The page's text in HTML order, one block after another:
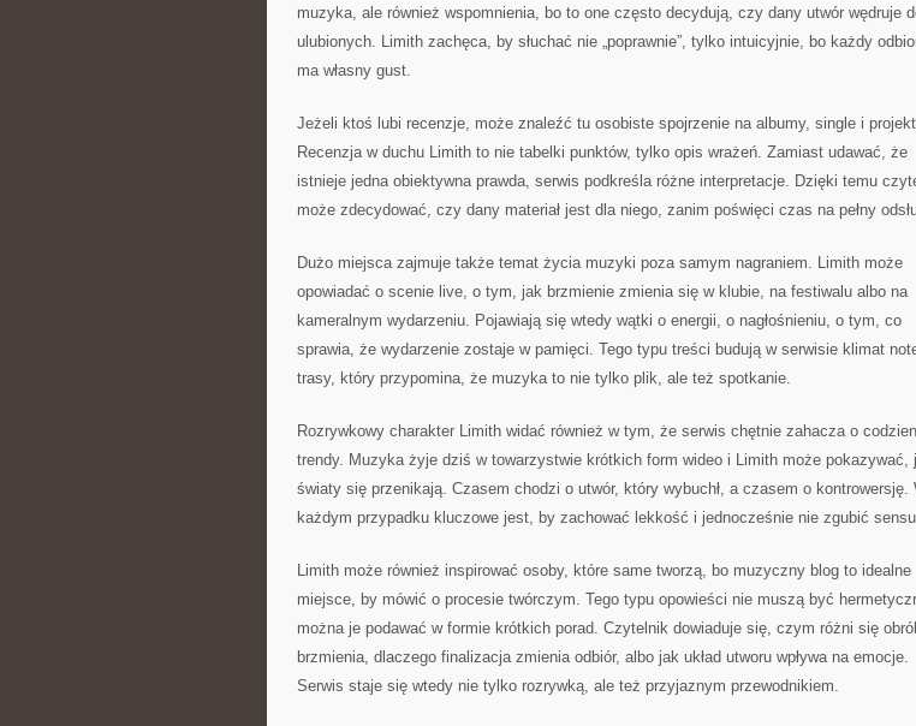
muzyka, ale również wspomnienia, bo to one często decydują, czy dany utwór wędruje
ulubionych. Limith zachęca, by słuchać nie „poprawnie”, tylko intuicyjnie, bo każdy
ma własny gust.
Jeżeli ktoś lubi recenzje, może znaleźć tu osobiste spojrzenie na albumy, single i
Recenzja w duchu Limith to nie tabelki punktów, tylko opis wrażeń. Zamiast udawać, że
istnieje jedna obiektywna prawda, serwis podkreśla różne interpretacje. Dzięki temu
może zdecydować, czy dany materiał jest dla niego, zanim poświęci czas na pełny
Dużo miejsca zajmuje także temat życia muzyki poza samym nagraniem. Limith może
opowiadać o scenie live, o tym, jak brzmienie zmienia się w klubie, na festiwalu albo na
kameralnym wydarzeniu. Pojawiają się wtedy wątki o energii, o nagłośnieniu, o tym, co
sprawia, że wydarzenie zostaje w pamięci. Tego typu treści budują w serwisie klimat
trasy, który przypomina, że muzyka to nie tylko plik, ale też spotkanie.
Rozrywkowy charakter Limith widać również w tym, że serwis chętnie zahacza o
trendy. Muzyka żyje dziś w towarzystwie krótkich form wideo i Limith może pokazywać,
światy się przenikają. Czasem chodzi o utwór, który wybuchł, a czasem o kontrowersję.
każdym przypadku kluczowe jest, by zachować lekkość i jednocześnie nie zgubić
Limith może również inspirować osoby, które same tworzą, bo muzyczny blog to idealne
miejsce, by mówić o procesie twórczym. Tego typu opowieści nie muszą być
można je podawać w formie krótkich porad. Czytelnik dowiaduje się, czym różni się
brzmienia, dlaczego finalizacja zmienia odbiór, albo jak układ utworu wpływa na emocje.
Serwis staje się wtedy nie tylko rozrywką, ale też przyjaznym przewodnikiem.